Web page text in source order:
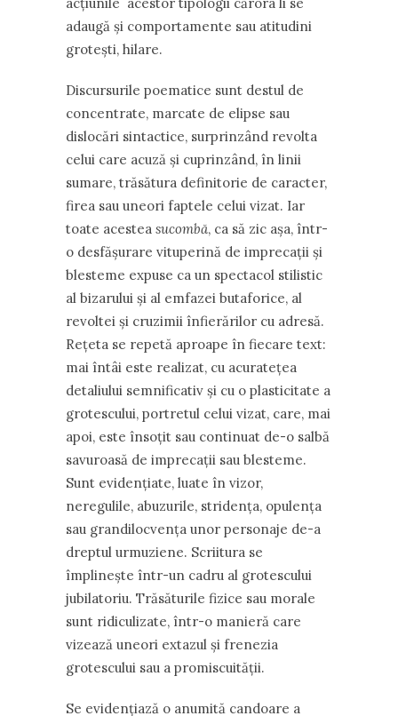
adaugă și comportamente sau atitudini
grotești, hilare.
Discursurile poematice sunt destul de
concentrate, marcate de elipse sau
dislocări sintactice, surprinzând revolta
celui care acuză și cuprinzând, în linii
sumare, trăsătura definitorie de caracter,
firea sau uneori faptele celui vizat. Iar
toate acestea sucombă, ca să zic așa, într-
o desfășurare vituperină de imprecații și
blesteme expuse ca un spectacol stilistic
al bizarului și al emfazei butaforice, al
revoltei și cruzimii înfierărilor cu adresă.
Rețeta se repetă aproape în fiecare text:
mai întâi este realizat, cu acuratețea
detaliului semnificativ și cu o plasticitate a
grotescului, portretul celui vizat, care, mai
apoi, este însoțit sau continuat de-o salbă
savuroasă de imprecații sau blesteme.
Sunt evidențiate, luate în vizor,
neregulile, abuzurile, stridența, opulența
sau grandilocvența unor personaje de-a
dreptul urmuziene. Scriitura se
împlinește într-un cadru al grotescului
jubilatoriu. Trăsăturile fizice sau morale
sunt ridiculizate, într-o manieră care
vizează uneori extazul și frenezia
grotescului sau a promiscuității.
Se evidențiază o anumită candoare a